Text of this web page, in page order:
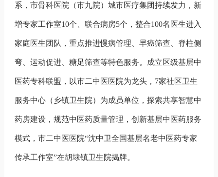
系，市骨科医院（市九院）城市医疗集团持续发力，新
增专家工作室10个、联合病房5个，整合100名医生进入
家庭医生团队，重点推进慢病管理、早癌筛查、脊柱侧
弯、运动促进、糖足筛查等特色服务。成立区级基层中
医药专科联盟，以市二中医医院为龙头， 7家社区卫生
服务中心（乡镇卫生院）为成员单位，探索共享智慧中
药房建设，规范中医药质量管理，创新基层中医药服务
模式，市二中医医院“沈中卫全国基层名老中医药专家
传承工作室”在胡埭镇卫生院揭牌。